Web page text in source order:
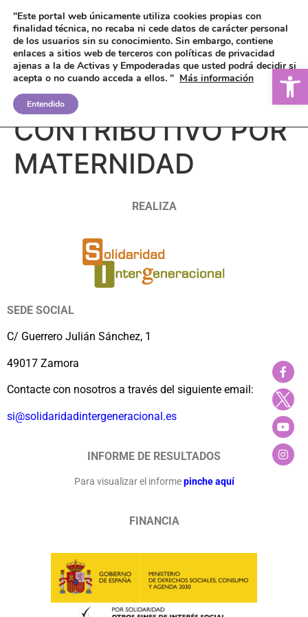
SUBSIDIO NO
CONTRIBUTIVO POR
MATERNIDAD
REALIZA
SEDE SOCIAL
C/ Guerrero Julián Sánchez, 1
49017 Zamora
Contacte con nosotros a través del siguiente email:
si@solidaridadintergeneracional.es
INFORME DE RESULTADOS
Para visualizar el informe pinche aquí
FINANCIA
"Este portal web únicamente utiliza cookies propias con
finalidad técnica, no recaba ni cede datos de carácter personal
de los usuarios sin su conocimiento. Sin embargo, contiene
enlaces a sitios web de terceros con políticas de privacidad
ajenas a la de Activas y Empoderadas que usted podrá decidir si
acepta o no cuando acceda a ellos. " Más información
Entendido